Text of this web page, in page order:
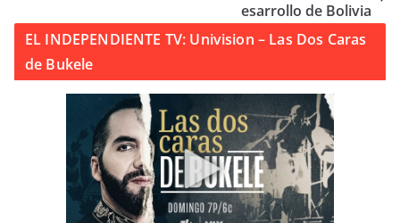
esarrollo de Bolivia
EL INDEPENDIENTE TV: Univision – Las Dos Caras
de Bukele